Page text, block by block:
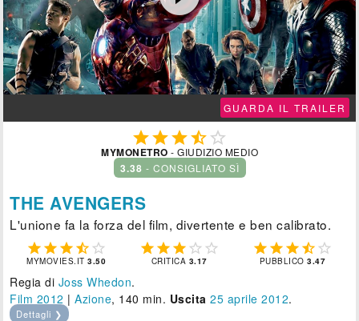
GUARDA IL TRAILER
 
MYMONETRO - GIUDIZIO MEDIO
3.38 - CONSIGLIATO SÌ
THE AVENGERS
L'unione fa la forza del film, divertente e ben calibrato.
    
MYMOVIES.IT3.50
    
CRITICA 3.17
    
PUBBLICO3.47
Regia di Joss Whedon.
Film 2012 |Azione, 140 min. Uscita 25 aprile 2012.
Dettagli ❯